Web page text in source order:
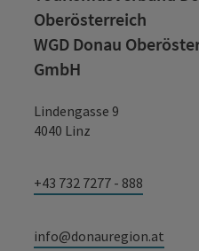
Oberösterreich
WGD Donau
GmbH
Lindengasse 9
4040 Linz
+43 732 7277 - 888
info@donauregion.at